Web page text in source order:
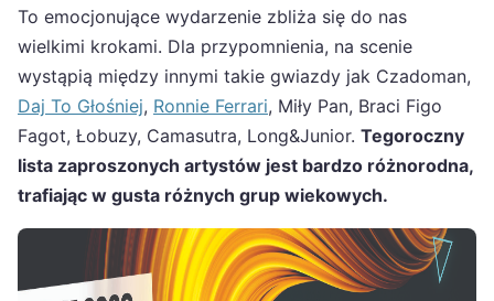
To emocjonujące wydarzenie zbliża się do nas
wielkimi krokami. Dla przypomnienia, na scenie
wystąpią między innymi takie gwiazdy jak Czadoman,
Daj To Głośniej, Ronnie Ferrari, Miły Pan, Braci Figo
Fagot, Łobuzy, Camasutra, Long&Junior. Tegoroczny
lista zaproszonych artystów jest bardzo różnorodna,
trafiając w gusta różnych grup wiekowych.